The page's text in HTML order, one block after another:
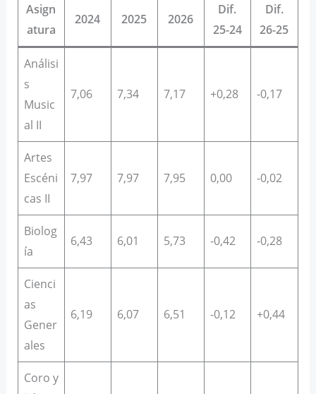
Asign
atura
2024 2025 2026
Dif.
25-24
Dif.
26-25
Análisi
s
Music
al II
7,06 7,34 7,17 +0,28 -0,17
Artes
Escéni
cas II
7,97 7,97 7,95 0,00 -0,02
Biolog
ía
6,43 6,01 5,73 -0,42 -0,28
Cienci
as
Gener
ales
6,19 6,07 6,51 -0,12 +0,44
Coro y